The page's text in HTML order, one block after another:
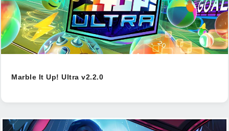
Marble It Up! Ultra v2.2.0